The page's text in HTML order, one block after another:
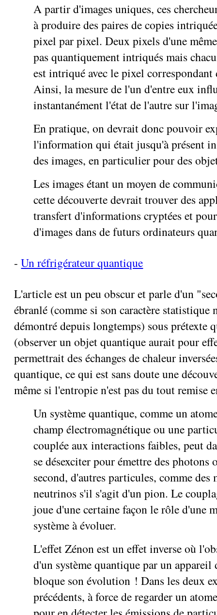
A partir d'images uniques, ces
à produire des paires de copies
pixel par pixel. Deux pixels d'une
pas quantiquement intriqués mais
est intriqué avec le pixel correspondant
Ainsi, la mesure de l'un d'entre eux
instantanément l'état de l'autre sur
En pratique, on devrait donc pouvoir
l'information qui était jusqu'à présent
des images, en particulier pour des
Les images étant un moyen de
cette découverte devrait trouver des
transfert d'informations cryptées et
d'images dans de futurs ordinateurs
-Un réfrigérateur quantique
L'article est un peu obscur et parle d'un
ébranlé (comme si son caractère statistique
démontré depuis longtemps) sous prétexte
(observer un objet quantique aurait pour
permettrait des échanges de chaleur
quantique, ce qui est sans doute une
même si l'entropie n'est pas du tout remise
Un système quantique, comme un
champ électromagnétique ou une
couplée aux interactions faibles, peut
se désexciter pour émettre des photons
second, d'autres particules, comme des
neutrinos s'il s'agit d'un pion. Le
joue d'une certaine façon le rôle d'une
système à évoluer.
L'effet Zénon est un effet inverse où
d'un système quantique par un appareil
bloque son évolution ! Dans les deux
précédents, à force de regarder un